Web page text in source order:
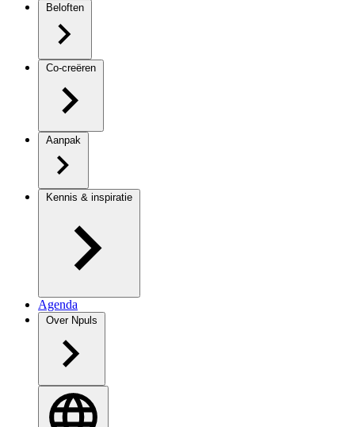
Beloften
Co-creëren
Aanpak
Kennis & inspiratie
Agenda
Over Npuls